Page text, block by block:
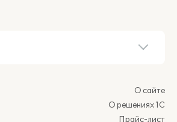
О сайте
О решениях 1С
Прайс-лист